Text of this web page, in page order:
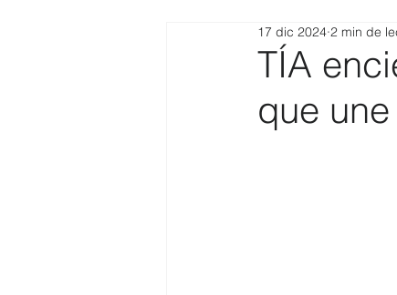
TÍA
que
17 dic 2024 2 min de